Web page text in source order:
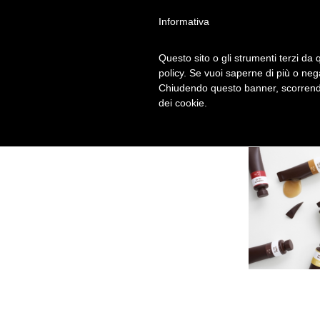
Informativa
Questo sito o gli strumenti terzi da
policy. Se vuoi saperne di più o
Chiudendo questo banner,
dei cookie.